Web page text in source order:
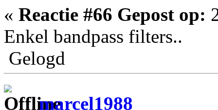
« Reactie #66 Gepost op:
Enkel bandpass filters..
Gelogd
marcel1988